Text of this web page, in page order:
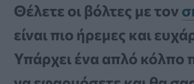
Θέλετε οι βόλτες με τον
είναι πιο ήρεμες και
Υπάρχει ένα απλό κόλπο